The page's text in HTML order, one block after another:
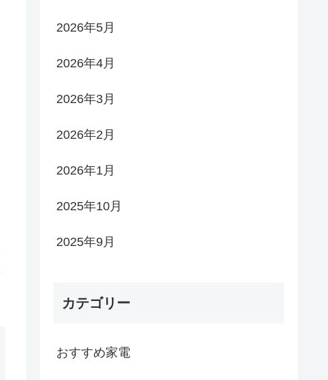
2026年5月
2026年4月
2026年3月
2026年2月
2026年1月
2025年10月
2025年9月
カテゴリー
おすすめ家電